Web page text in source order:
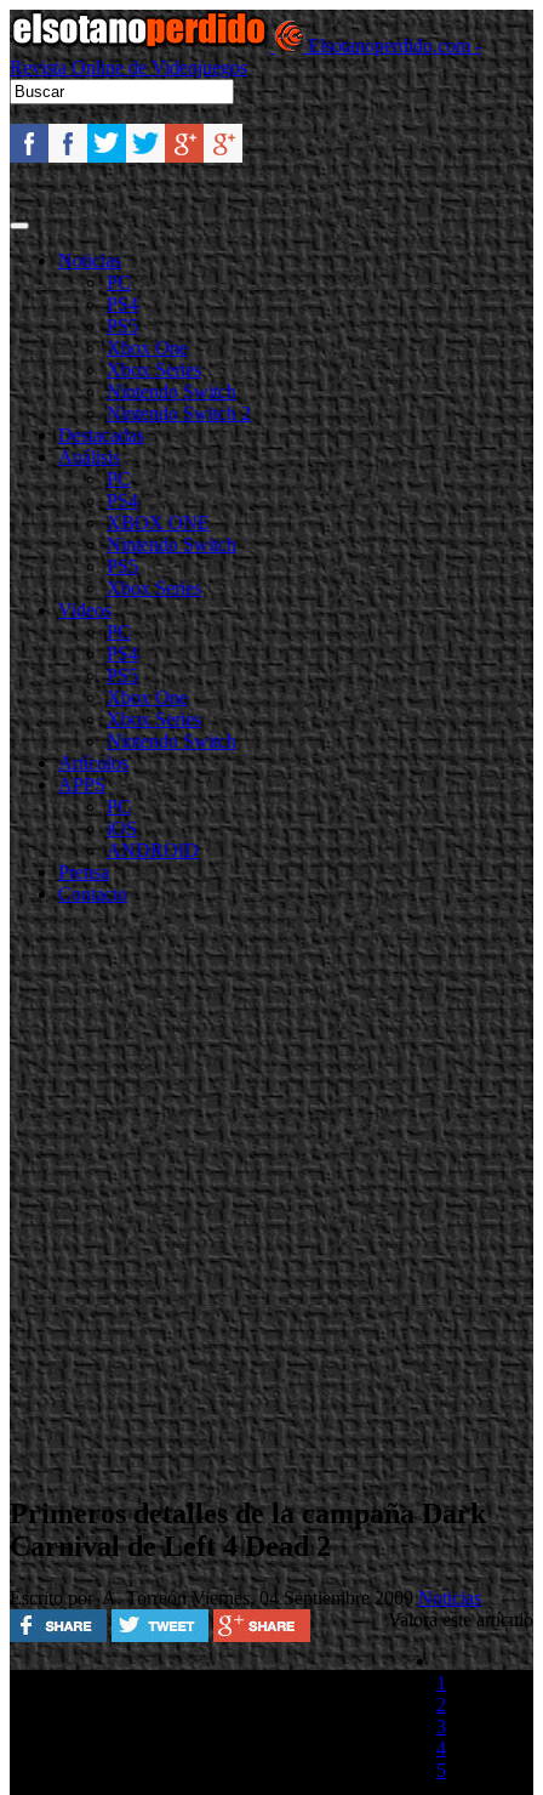
Elsotanoperdido.com -
Revista Online de Videojuegos
Noticias
PC
PS4
PS5
Xbox One
Xbox Series
Nintendo Switch
Nintendo Switch 2
Destacadas
Análisis
PC
PS4
XBOX ONE
Nintendo Switch
PS5
Xbox Series
Videos
PC
PS4
PS5
Xbox One
Xbox Series
Nintendo Switch
Artículos
APPS
PC
iOS
ANDROID
Prensa
Contacto
Primeros detalles de la campaña Dark
Carnival de Left 4 Dead 2
Escrito por A. TorreónViernes, 04 Septiembre 2009Noticias
Valora este artículo
1
2
3
4
5
Valve han desvelado algunos detalles de la